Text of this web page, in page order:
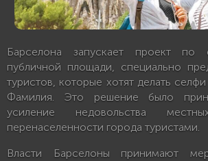
Барселона запускает проект по
публичной площади, специально
туристов, которые хотят делать
Фамилия. Это решение было
усиление недовольства
перенаселенности города туристами.
Власти Барселоны принимают